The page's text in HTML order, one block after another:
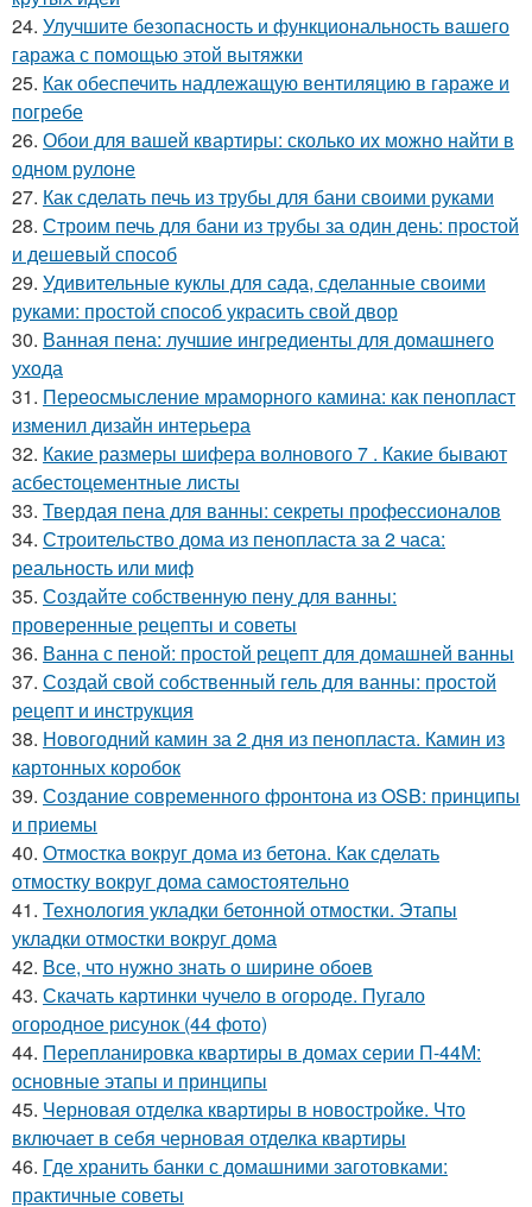
24. Улучшите безопасность и функциональность вашего
гаража с помощью этой вытяжки
25. Как обеспечить надлежащую вентиляцию в гараже и
погребе
26. Обои для вашей квартиры: сколько их можно найти в
одном рулоне
27. Как сделать печь из трубы для бани своими руками
28. Строим печь для бани из трубы за один день: простой
и дешевый способ
29. Удивительные куклы для сада, сделанные своими
руками: простой способ украсить свой двор
30. Ванная пена: лучшие ингредиенты для домашнего
ухода
31. Переосмысление мраморного камина: как пенопласт
изменил дизайн интерьера
32. Какие размеры шифера волнового 7 . Какие бывают
асбестоцементные листы
33. Твердая пена для ванны: секреты профессионалов
34. Строительство дома из пенопласта за 2 часа:
реальность или миф
35. Создайте собственную пену для ванны:
проверенные рецепты и советы
36. Ванна с пеной: простой рецепт для домашней ванны
37. Создай свой собственный гель для ванны: простой
рецепт и инструкция
38. Новогодний камин за 2 дня из пенопласта. Камин из
картонных коробок
39. Создание современного фронтона из OSB: принципы
и приемы
40. Отмостка вокруг дома из бетона. Как сделать
отмостку вокруг дома самостоятельно
41. Технология укладки бетонной отмостки. Этапы
укладки отмостки вокруг дома
42. Все, что нужно знать о ширине обоев
43. Скачать картинки чучело в огороде. Пугало
огородное рисунок (44 фото)
44. Перепланировка квартиры в домах серии П-44М:
основные этапы и принципы
45. Черновая отделка квартиры в новостройке. Что
включает в себя черновая отделка квартиры
46. Где хранить банки с домашними заготовками:
практичные советы